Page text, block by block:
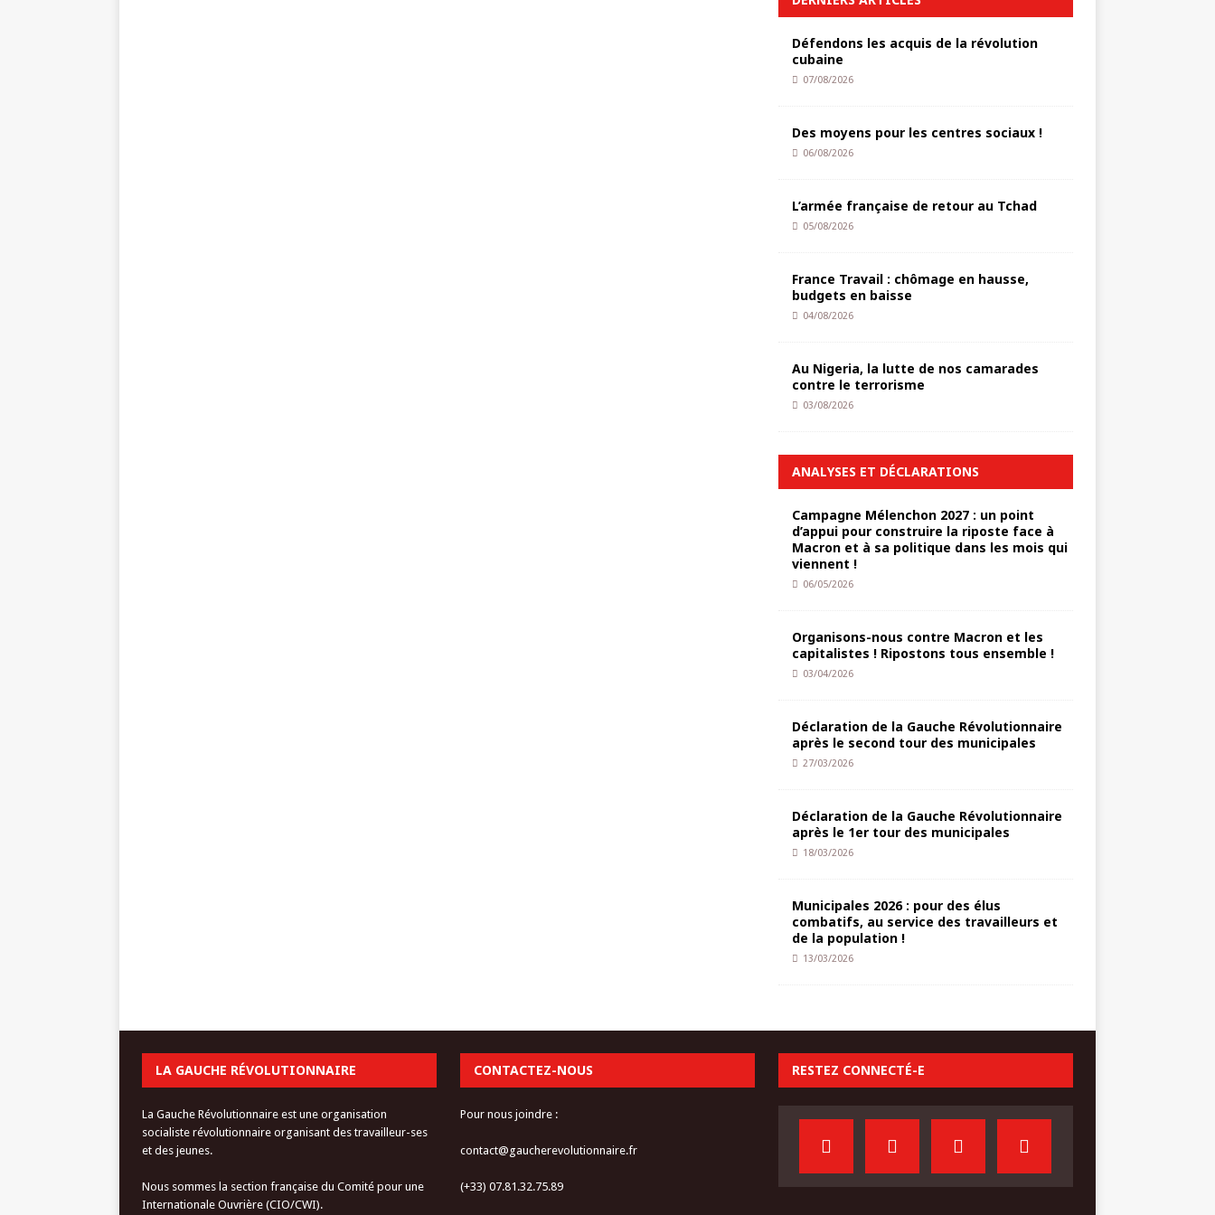
Défendons les acquis de la révolution
cubaine
07/08/2026
Des moyens pour les centres sociaux !
06/08/2026
L’armée française de retour au Tchad
05/08/2026
France Travail : chômage en hausse,
budgets en baisse
04/08/2026
Au Nigeria, la lutte de nos camarades
contre le terrorisme
03/08/2026
ANALYSES ET DÉCLARATIONS
Campagne Mélenchon 2027 : un point
d’appui pour construire la riposte face à
Macron et à sa politique dans les mois qui
viennent !
06/05/2026
Organisons-nous contre Macron et les
capitalistes ! Ripostons tous ensemble !
03/04/2026
Déclaration de la Gauche Révolutionnaire
après le second tour des municipales
27/03/2026
Déclaration de la Gauche Révolutionnaire
après le 1er tour des municipales
18/03/2026
Municipales 2026 : pour des élus
combatifs, au service des travailleurs et
de la population !
13/03/2026
LA GAUCHE RÉVOLUTIONNAIRE
La Gauche Révolutionnaire est une organisation
socialiste révolutionnaire organisant des travailleur-ses
et des jeunes.
Nous sommes la section française du Comité pour une
Internationale Ouvrière (CIO/CWI).
CONTACTEZ-NOUS
Pour nous joindre :
contact@gaucherevolutionnaire.fr
(+33) 07.81.32.75.89
RESTEZ CONNECTÉ-E